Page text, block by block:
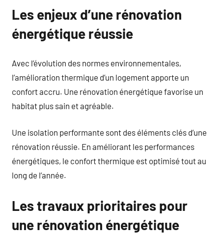
Les enjeux d’une rénovation
énergétique réussie
Avec l’évolution des normes environnementales,
l’amélioration thermique d’un logement apporte un
confort accru. Une rénovation énergétique favorise un
habitat plus sain et agréable.
Une isolation performante sont des éléments clés d’une
rénovation réussie. En améliorant les performances
énergétiques, le confort thermique est optimisé tout au
long de l’année.
Les travaux prioritaires pour
une rénovation énergétique